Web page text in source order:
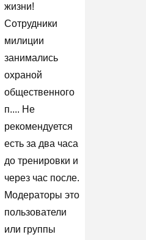
жизни!
Сотрудники
милиции
занимались
охраной
общественного
п.... Не
рекомендуется
есть за два часа
до тренировки и
через час после.
Модераторы это
пользователи
или группы